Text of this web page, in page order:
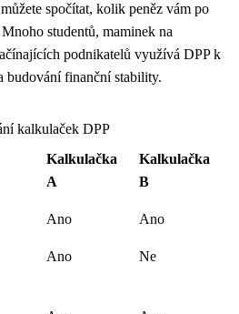
spočítat, kolik peněz vám po
studentů, maminek na
podnikatelů využívá DPP k
budování finanční stability.
kalkulaček DPP
Kalkulačka
A
Kalkulačka
B
Ano Ano
Ano Ne